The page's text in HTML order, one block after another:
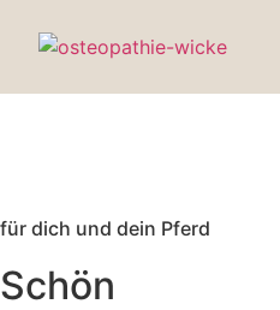
für dich und dein Pferd
Schön